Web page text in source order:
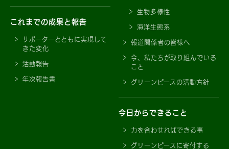
これまでの成果と報告
サポーターとともに実現して
きた変化
活動報告
年次報告書
生物多様性
海洋生態系
報道関係者の皆様へ
今、私たちが取り組んでいる
こと
グリーンピースの活動方針
今日からできること
力を合わせればできる事
グリーンピースに寄付する